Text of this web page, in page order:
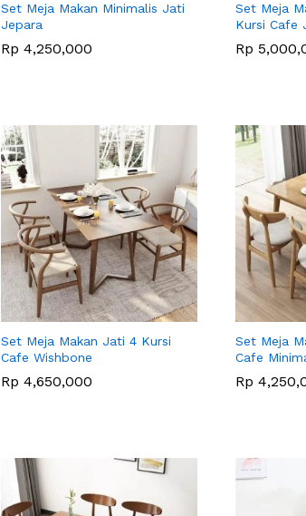
Set Meja Makan Minimalis Jati
Jepara
Rp 4,250,000
Rp 4,250,000
Set Meja
Kursi Cafe
Rp
Rp
Set Meja Makan Jati 4 Kursi
Cafe Wishbone
Rp 4,650,000
Rp 4,650,000
Set Meja
Cafe
Rp
Rp